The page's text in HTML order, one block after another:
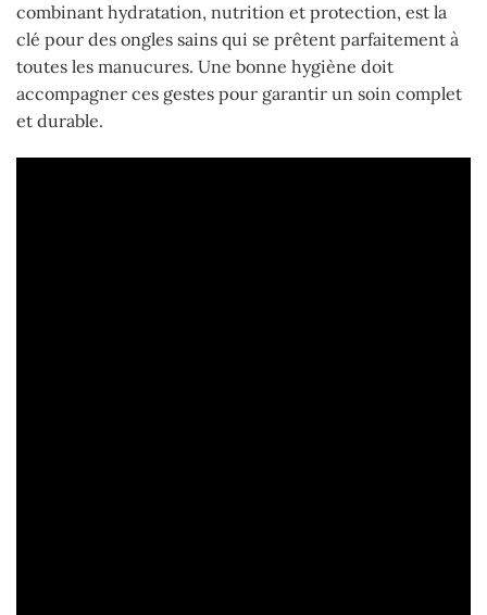
combinant hydratation, nutrition et protection, est la
clé pour des ongles sains qui se prêtent parfaitement à
toutes les manucures. Une bonne hygiène doit
accompagner ces gestes pour garantir un soin complet
et durable.